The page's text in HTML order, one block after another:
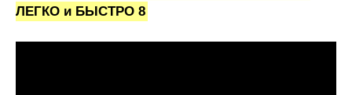
ЛЕГКО и БЫСТРО 8